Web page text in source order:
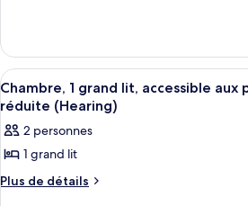
mobilité
réduite,
baignoire
(Mobility)
chambre :
Chambre,
1
grand
lit,
accessible
aux
Chambre,
grand
lit,
accessible
aux
personnes
mobilité
Afficher
toutes
les
photos
pour
ce
Une
6
Chambre, 1 grand lit, accessible aux
réduite (Hearing)
2 personnes
1 grand lit
Plus de détails
Plus